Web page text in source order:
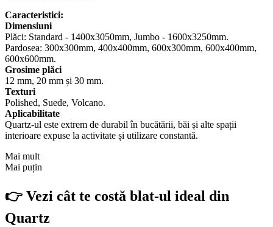
Caracteristici:
Dimensiuni
Plăci: Standard - 1400x3050mm, Jumbo - 1600x3250mm.
Pardosea: 300x300mm, 400x400mm, 600x300mm, 600x400mm,
600x600mm.
Grosime plăci
12 mm, 20 mm și 30 mm.
Texturi
Polished, Suede, Volcano.
Aplicabilitate
Quartz-ul este extrem de durabil în bucătării, băi și alte spații
interioare expuse la activitate și utilizare constantă.
Mai mult
Mai puțin
👉 Vezi cât te costă blat-ul ideal din
Quartz